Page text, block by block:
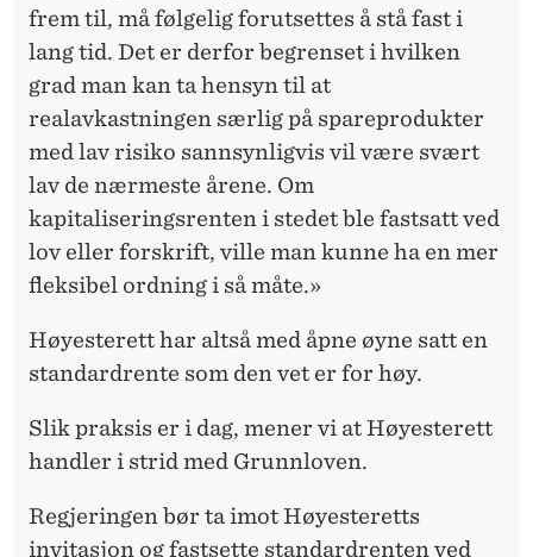
frem til, må følgelig forutsettes å stå fast i
lang tid. Det er derfor begrenset i hvilken
grad man kan ta hensyn til at
realavkastningen særlig på spareprodukter
med lav risiko sannsynligvis vil være svært
lav de nærmeste årene. Om
kapitaliseringsrenten i stedet ble fastsatt ved
lov eller forskrift, ville man kunne ha en mer
fleksibel ordning i så måte.»
Høyesterett har altså med åpne øyne satt en
standardrente som den vet er for høy.
Slik praksis er i dag, mener vi at Høyesterett
handler i strid med Grunnloven.
Regjeringen bør ta imot Høyesteretts
invitasjon og fastsette standardrenten ved